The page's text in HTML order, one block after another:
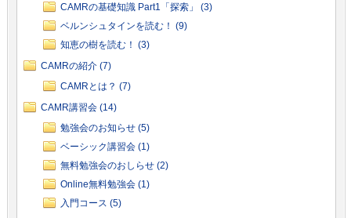
CAMRの基礎知識 Part1「探索」 (3)
ベルンシュタインを読む！ (9)
知恵の樹を読む！ (3)
CAMRの紹介 (7)
CAMRとは？ (7)
CAMR講習会 (14)
勉強会のお知らせ (5)
ベーシック講習会 (1)
無料勉強会のおしらせ (2)
Online無料勉強会 (1)
入門コース (5)